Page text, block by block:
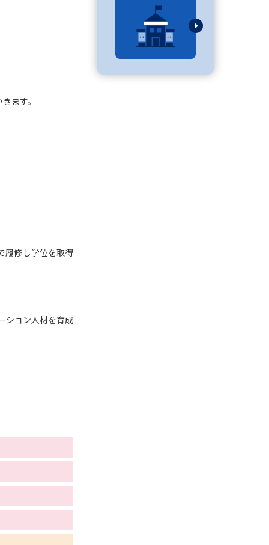
ブ
立ちガイド
ます。
履修し学位を取得
ション人材を育成